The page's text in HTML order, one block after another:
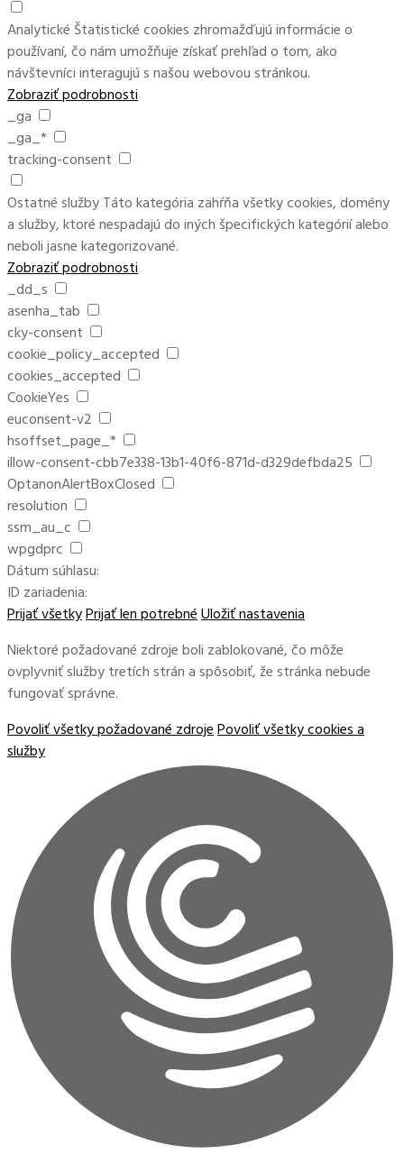
Analytické Štatistické cookies zhromažďujú informácie o
používaní, čo nám umožňuje získať prehľad o tom, ako
návštevníci interagujú s našou webovou stránkou.
Zobraziť podrobnosti
_ga
_ga_*
tracking-consent
Ostatné službyTáto kategória zahŕňa všetky cookies, domény
a služby, ktoré nespadajú do iných špecifických kategórií alebo
neboli jasne kategorizované.
Zobraziť podrobnosti
_dd_s
asenha_tab
cky-consent
cookie_policy_accepted
cookies_accepted
CookieYes
euconsent-v2
hsoffset_page_*
illow-consent-cbb7e338-13b1-40f6-871d-d329defbda25
OptanonAlertBoxClosed
resolution
ssm_au_c
wpgdprc
Dátum súhlasu:
ID zariadenia:
Prijať všetkyPrijať len potrebnéUložiť nastavenia
Niektoré požadované zdroje boli zablokované, čo môže
ovplyvniť služby tretích strán a spôsobiť, že stránka nebude
fungovať správne.
Povoliť všetky požadované zdrojePovoliť všetky cookies a
služby